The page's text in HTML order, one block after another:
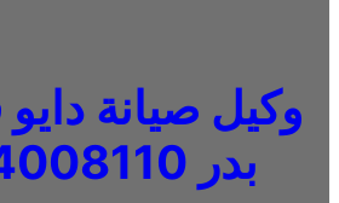
وكيل صيانة
بدر 01154008110